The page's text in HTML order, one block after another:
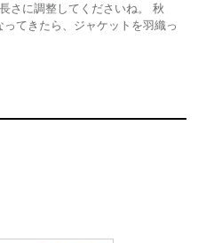
さに調整してくださいね。 秋
てきたら、ジャケットを羽織っ